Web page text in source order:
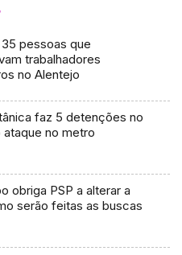
pessoas que
trabalhadores
no Alentejo
faz 5 detenções no
no metro
obriga PSP a alterar a
serão feitas as buscas